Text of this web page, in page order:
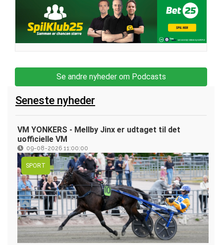
Se andre nyheder om Podcasts
Seneste nyheder
VM YONKERS - Mellby Jinx er udtaget til det
uofficielle VM
09-08-2026 11:00:00
SPORT